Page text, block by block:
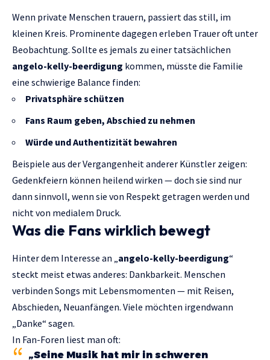
Wenn private Menschen trauern, passiert das still, im
kleinen Kreis. Prominente dagegen erleben Trauer oft unter
Beobachtung. Sollte es jemals zu einer tatsächlichen
angelo-kelly-beerdigung kommen, müsste die Familie
eine schwierige Balance finden:
Privatsphäre schützen
Fans Raum geben, Abschied zu nehmen
Würde und Authentizität bewahren
Beispiele aus der Vergangenheit anderer Künstler zeigen:
Gedenkfeiern können heilend wirken — doch sie sind nur
dann sinnvoll, wenn sie von Respekt getragen werden und
nicht von medialem Druck.
Was die Fans wirklich bewegt
Hinter dem Interesse an „ angelo-kelly-beerdigung“
steckt meist etwas anderes: Dankbarkeit. Menschen
verbinden Songs mit Lebensmomenten — mit Reisen,
Abschieden, Neuanfängen. Viele möchten irgendwann
„Danke“ sagen.
In Fan-Foren liest man oft:
„Seine Musik hat mir in schweren